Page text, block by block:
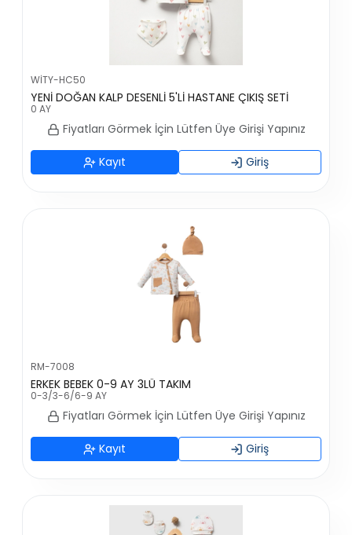
WİTY-HC50
YENİ DOĞAN KALP DESENLİ 5'Lİ HASTANE ÇIKIŞ SETİ
0 AY
Fiyatları Görmek İçin Lütfen Üye Girişi Yapınız
Kayıt Giriş
RM-7008
ERKEK BEBEK 0-9 AY 3LÜ TAKIM
0-3/3-6/6-9 AY
Fiyatları Görmek İçin Lütfen Üye Girişi Yapınız
Kayıt Giriş